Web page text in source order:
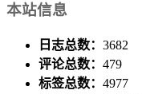
本站信息
日志总数： 3682
评论总数： 479
标签总数： 4977